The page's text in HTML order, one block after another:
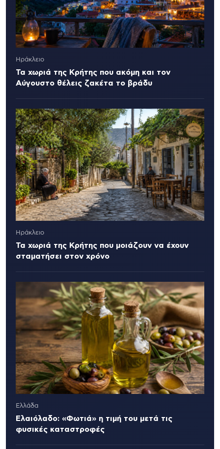
Ηράκλειο
Τα χωριά της Κρήτης που ακόμη και τον
Αύγουστο θέλεις ζακέτα το βράδυ
Ηράκλειο
Τα χωριά της Κρήτης που μοιάζουν να έχουν
σταματήσει στον χρόνο
Ελλάδα
Ελαιόλαδο: «Φωτιά» η τιμή του μετά τις
φυσικές καταστροφές